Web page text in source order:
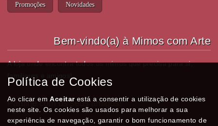
Promoções Novidades
Bem-vindo(a) à Mimos com Arte
A loja onde encontra todos os mimos que precisa para si,
familiares e amigos!
Partilhe com os seus amigos!
Política de Cookies
Ao clicar emAceitarestá a consentir a utilização de cookies
neste site. Os cookies são usados para melhorar a sua
experiência de navegação, garantir o bom funcionamento de